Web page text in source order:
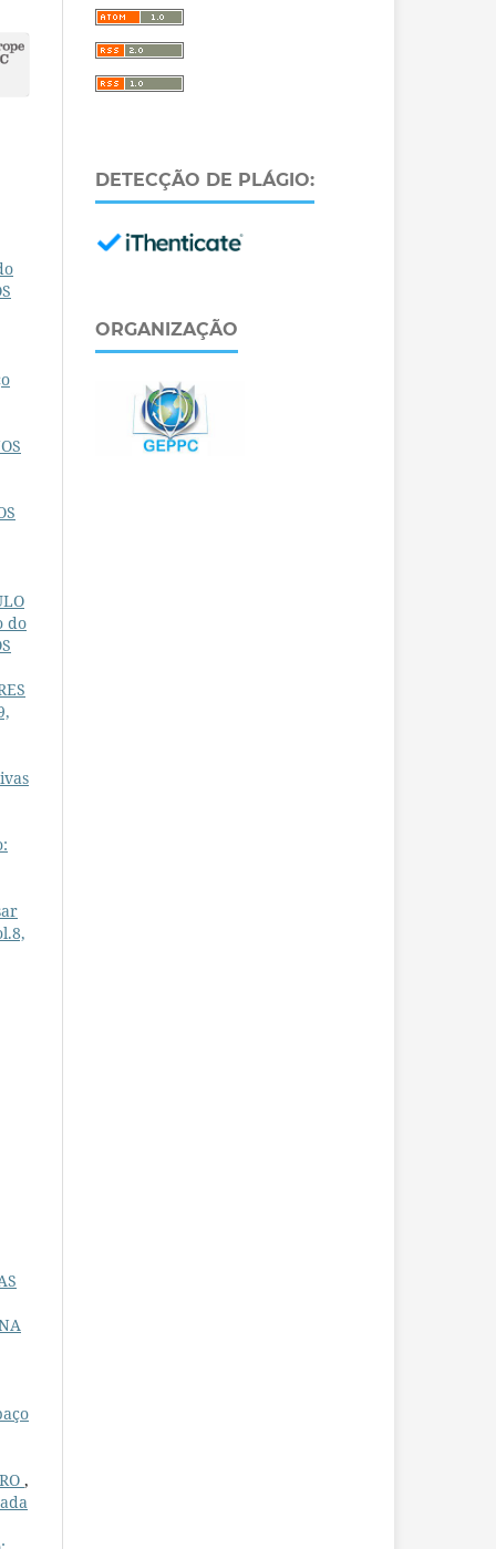
do
,
DETECÇÃO DE PLÁGIO:
ORGANIZAÇÃO